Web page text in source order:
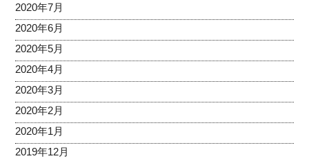
2020年7月
2020年6月
2020年5月
2020年4月
2020年3月
2020年2月
2020年1月
2019年12月